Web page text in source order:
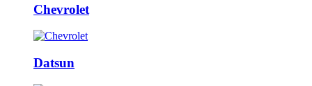
Chevrolet
Datsun